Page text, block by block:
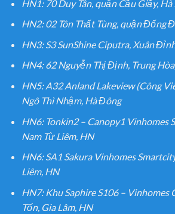
HN1: 70 Duy Tân, quận Cầu Giấy, Hà
HN2: 02 Tôn Thất Tùng, quận Đống
HN3: S3 SunShine Ciputra, Xuân
HN4: 62 Nguyễn Thị Định, Trung
HN5: A32 Anland Lakeview (Công
Ngô Thì Nhậm, Hà Đông
HN6: Tonkin2 – Canopy1 Vinhomes
Nam Từ Liêm, HN
HN6: SA1 Sakura Vinhomes
Liêm, HN
HN7: Khu Saphire S106 – Vinhomes
Tốn, Gia Lâm, HN